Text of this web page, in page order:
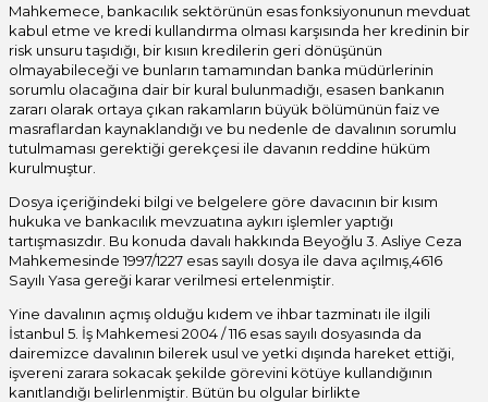
Mahkemece, bankacılık sektörünün esas fonksiyonunun mevduat
kabul etme ve kredi kullandırma olması karşısında her kredinin bir
risk unsuru taşıdığı, bir kısıın kredilerin geri dönüşünün
olmayabileceği ve bunların tamamından banka müdürlerinin
sorumlu olacağına dair bir kural bulunmadığı, esasen bankanın
zararı olarak ortaya çıkan rakamların büyük bölümünün faiz ve
masraflardan kaynaklandığı ve bu nedenle de davalının sorumlu
tutulmaması gerektiği gerekçesi ile davanın reddine hüküm
kurulmuştur.
Dosya içeriğindeki bilgi ve belgelere göre davacının bir kısım
hukuka ve bankacılık mevzuatına aykırı işlemler yaptığı
tartışmasızdır. Bu konuda davalı hakkında Beyoğlu 3. Asliye Ceza
Mahkemesinde 1997/1227 esas sayılı dosya ile dava açılmış,4616
Sayılı Yasa gereği karar verilmesi ertelenmiştir.
Yine davalının açmış olduğu kıdem ve ihbar tazminatı ile ilgili
İstanbul 5. İş Mahkemesi 2004 / 116 esas sayılı dosyasında da
dairemizce davalının bilerek usul ve yetki dışında hareket ettiği,
işvereni zarara sokacak şekilde görevini kötüye kullandığının
kanıtlandığı belirlenmiştir. Bütün bu olgular birlikte